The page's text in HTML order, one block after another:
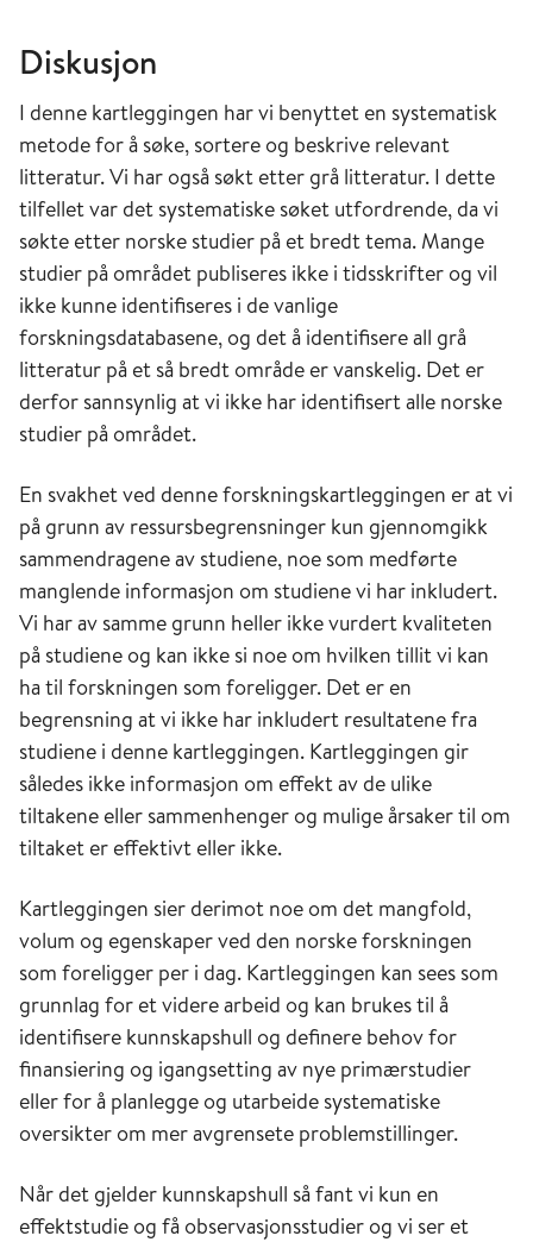
Diskusjon
I denne kartleggingen har vi benyttet en systematisk
metode for å søke, sortere og beskrive relevant
litteratur. Vi har også søkt etter grå litteratur. I dette
tilfellet var det systematiske søket utfordrende, da vi
søkte etter norske studier på et bredt tema. Mange
studier på området publiseres ikke i tidsskrifter og vil
ikke kunne identifiseres i de vanlige
forskningsdatabasene, og det å identifisere all grå
litteratur på et så bredt område er vanskelig. Det er
derfor sannsynlig at vi ikke har identifisert alle norske
studier på området.
En svakhet ved denne forskningskartleggingen er at vi
på grunn av ressursbegrensninger kun gjennomgikk
sammendragene av studiene, noe som medførte
manglende informasjon om studiene vi har inkludert.
Vi har av samme grunn heller ikke vurdert kvaliteten
på studiene og kan ikke si noe om hvilken tillit vi kan
ha til forskningen som foreligger. Det er en
begrensning at vi ikke har inkludert resultatene fra
studiene i denne kartleggingen. Kartleggingen gir
således ikke informasjon om effekt av de ulike
tiltakene eller sammenhenger og mulige årsaker til om
tiltaket er effektivt eller ikke.
Kartleggingen sier derimot noe om det mangfold,
volum og egenskaper ved den norske forskningen
som foreligger per i dag. Kartleggingen kan sees som
grunnlag for et videre arbeid og kan brukes til å
identifisere kunnskapshull og definere behov for
finansiering og igangsetting av nye primærstudier
eller for å planlegge og utarbeide systematiske
oversikter om mer avgrensete problemstillinger.
Når det gjelder kunnskapshull så fant vi kun en
effektstudie og få observasjonsstudier og vi ser et